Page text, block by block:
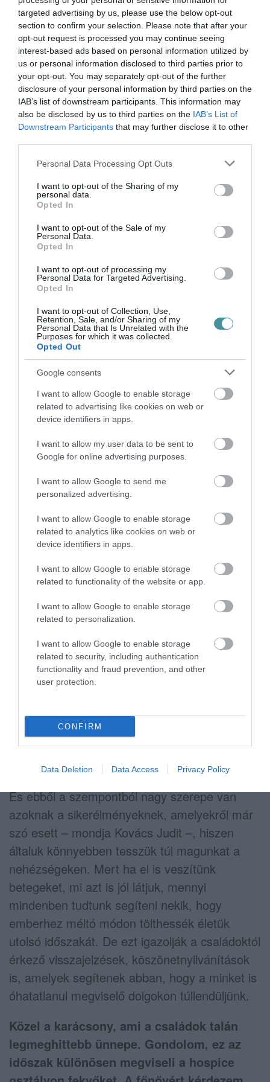
targeted advertising by us, please use the below opt-out
section to confirm your selection. Please note that after your
opt-out request is processed you may continue seeing
interest-based ads based on personal information utilized by
us or personal information disclosed to third parties prior to
your opt-out. You may separately opt-out of the further
disclosure of your personal information by third parties on the
IAB’s list of downstream participants. This information may
also be disclosed by us to third parties on the IAB’s List of
Downstream Participants that may further disclose it to other
Please note that this website/app uses one or more Google
not limited to your visit or usage behaviour. You may click to
grant or deny consent to Google and its third-party tags to
use your data for below specified purposes in below Google
consent section.
Personal Data Processing Opt Outs
I want to opt-out of the Sharing of my
personal data.
Opted In
I want to opt-out of the Sale of my
Personal Data.
Opted In
I want to opt-out of processing my
Personal Data for Targeted Advertising.
Opted In
I want to opt-out of Collection, Use,
Retention, Sale, and/or Sharing of my
Personal Data that Is Unrelated with the
Purposes for which it was collected.
Opted Out
Google consents
I want to allow Google to enable storage
related to advertising like cookies on web or
device identifiers in apps.
I want to allow my user data to be sent to
Google for online advertising purposes.
I want to allow Google to send me
personalized advertising.
I want to allow Google to enable storage
related to analytics like cookies on web or
device identifiers in apps.
I want to allow Google to enable storage
related to functionality of the website or app.
I want to allow Google to enable storage
related to personalization.
I want to allow Google to enable storage
related to security, including authentication
functionality and fraud prevention, and other
user protection.
CONFIRM
Data Deletion Data Access Privacy Policy
dr. Szabó Csaba –, hogy dolgozóink
mindegyikének van megfelelő képzettsége.
Magam például licence vizsgát tettem palliatív
orvoslásból, a főnővér hospice szakápolói
végzettséget szerzett, de az összes nővér is
részt vett hosszabb- rövidebb tanfolyamon.
Főorvos úr! Magától értetődő, hogy
nemcsak a betegeknek és hozzátartozóknak
kell megküzdeniük lelki teherrel, de Önnek
és a munkatársainak is…
Ez így van, függetlenül attól, hogy e munkához
szerintem speciális személyiségjegyek
szükségesek, vagyis nem feltétlenül alkalmas
mindenki az itteni feladatok ellátására. De
legalább ennyire fontos az a nagyszerű
Sokkal könnyebb ugyanis a naponta jelentkező
fizikai és lelki igénybevételt elviselni, ha
olyanok vesznek körül, akikkel bármit
megbeszélhetsz, akikre bármikor számíthatsz.
És ebből a szempontból nagy szerepe van
azoknak a sikerélményeknek, amelyekről már
szó esett – mondja Kovács Judit –, hiszen
általuk könnyebben tesszük túl magunkat a
nehézségeken. Mert ha el is veszítünk
betegeket, mi azt is jól látjuk, mennyi
mindenben tudtunk segíteni nekik, hogy
emberhez méltó módon tölthessék életük
utolsó időszakát. De ezt igazolják a családoktól
érkező visszajelzések, köszönetnyilvánítások
is, amelyek segítenek abban, hogy a minket is
óhatatlanul megviselő dolgokon túllendüljünk.
Közel a karácsony, ami a családok talán
legmeghittebb ünnepe. Gondolom, ez az
időszak különösen megviseli a hospice